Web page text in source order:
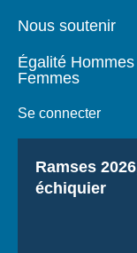
Nous soutenir
Égalité Hommes
Femmes
Se connecter
Titre
Ramses
échiquier